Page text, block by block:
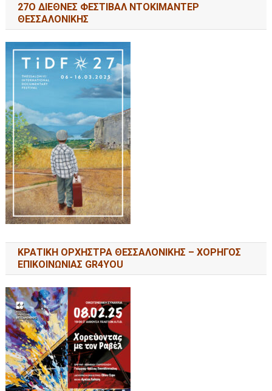
27Ο ΔΙΕΘΝΕΣ ΦΕΣΤΙΒΑΛ ΝΤΟΚΙΜΑΝΤΕΡ
ΘΕΣΣΑΛΟΝΙΚΗΣ
ΚΡΑΤΙΚΗ ΟΡΧΗΣΤΡΑ ΘΕΣΣΑΛΟΝΙΚΗΣ – ΧΟΡΗΓΟΣ
ΕΠΙΚΟΙΝΩΝΙΑΣ GR4YOU